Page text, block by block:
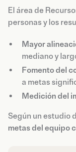
El área de
personas y los
Mayor
mediano y
Fomento del
a metas
Medición del
Según un estudio
metas del equipo